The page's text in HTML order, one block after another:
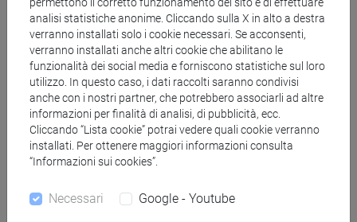
[FM30] SCIENZE ARCHIVISTICHE E
BIBLIOTECONOMICHE - Laurea magistrale
(DM270)
percorso comune
[FM7] STORIA DAL MEDIOEVO ALL'ETÀ
CONTEMPORANEA - Laurea magistrale
(DM270)
percorso comune
[FMR30] SCIENZE ARCHIVISTICHE E
(DM270)
permettono il corretto funzionamento del sito e di effettuare
analisi statistiche anonime. Cliccando sulla X in alto a destra
verranno installati solo i cookie necessari. Se acconsenti,
verranno installati anche altri cookie che abilitano le
funzionalità dei social media e forniscono statistiche sul loro
utilizzo. In questo caso, i dati raccolti saranno condivisi
anche con i nostri partner, che potrebbero associarli ad altre
informazioni per finalità di analisi, di pubblicità, ecc.
Cliccando “Lista cookie” potrai vedere quali cookie verranno
installati. Per ottenere maggiori informazioni consulta
“Informazioni sui cookies”.
Necessari Google - Youtube